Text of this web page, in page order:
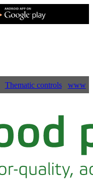
Thematic controls www